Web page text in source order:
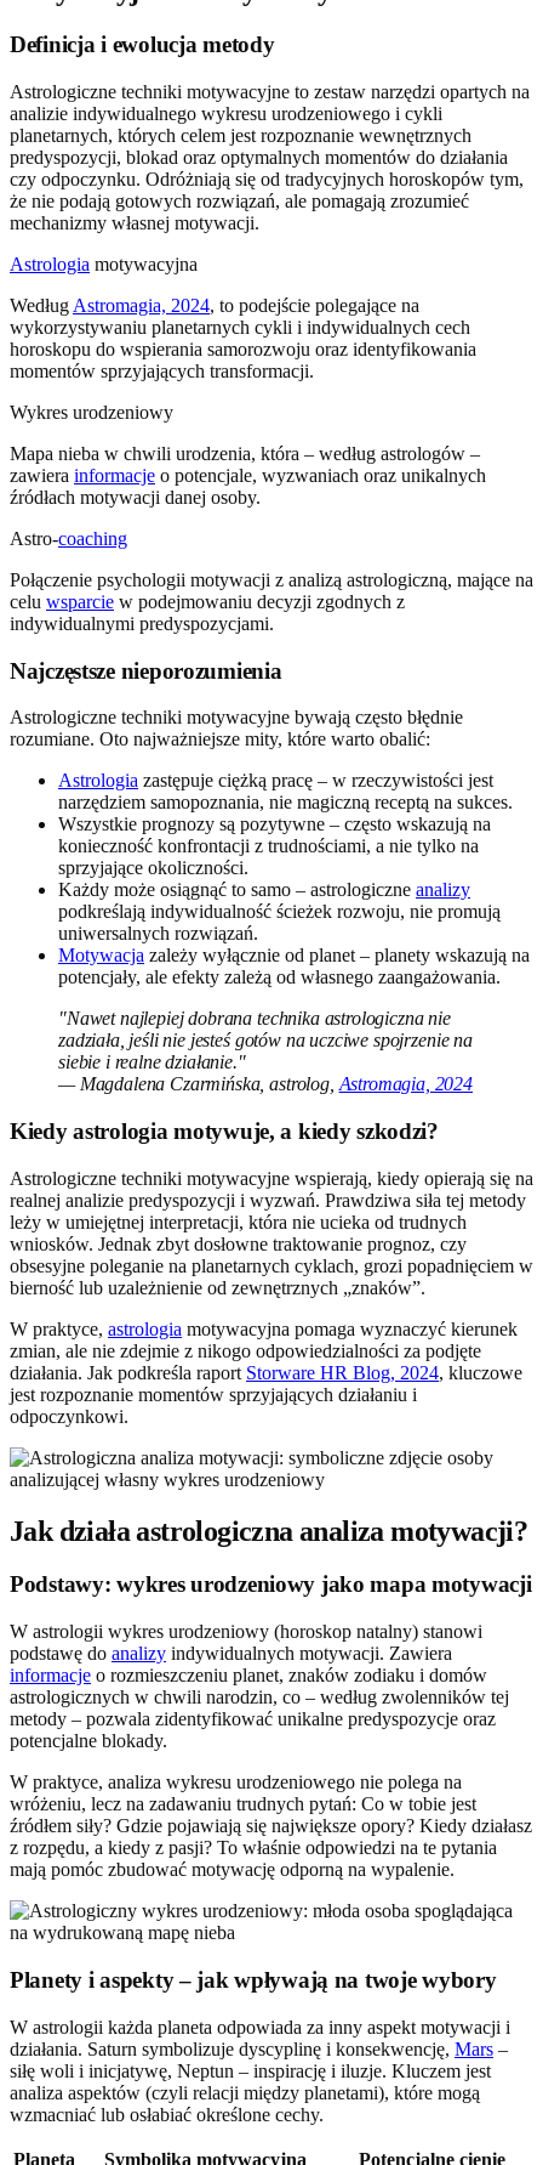
Definicja i ewolucja metody
Astrologiczne techniki motywacyjne to zestaw narzędzi opartych na
analizie indywidualnego wykresu urodzeniowego i cykli
planetarnych, których celem jest rozpoznanie wewnętrznych
predyspozycji, blokad oraz optymalnych momentów do działania
czy odpoczynku. Odróżniają się od tradycyjnych horoskopów tym,
że nie podają gotowych rozwiązań, ale pomagają zrozumieć
mechanizmy własnej motywacji.
Astrologia motywacyjna
Według Astromagia, 2024, to podejście polegające na
wykorzystywaniu planetarnych cykli i indywidualnych cech
horoskopu do wspierania samorozwoju oraz identyfikowania
momentów sprzyjających transformacji.
Wykres urodzeniowy
Mapa nieba w chwili urodzenia, która – według astrologów –
zawiera informacje o potencjale, wyzwaniach oraz unikalnych
źródłach motywacji danej osoby.
Astro-coaching
Połączenie psychologii motywacji z analizą astrologiczną, mające na
celu wsparcie w podejmowaniu decyzji zgodnych z
indywidualnymi predyspozycjami.
Najczęstsze nieporozumienia
Astrologiczne techniki motywacyjne bywają często błędnie
rozumiane. Oto najważniejsze mity, które warto obalić:
Astrologia zastępuje ciężką pracę – w rzeczywistości jest
narzędziem samopoznania, nie magiczną receptą na sukces.
Wszystkie prognozy są pozytywne – często wskazują na
konieczność konfrontacji z trudnościami, a nie tylko na
sprzyjające okoliczności.
Każdy może osiągnąć to samo – astrologiczne analizy
podkreślają indywidualność ścieżek rozwoju, nie promują
uniwersalnych rozwiązań.
Motywacja zależy wyłącznie od planet – planety wskazują na
potencjały, ale efekty zależą od własnego zaangażowania.
"Nawet najlepiej dobrana technika astrologiczna nie
zadziała, jeśli nie jesteś gotów na uczciwe spojrzenie na
siebie i realne działanie."
— Magdalena Czarmińska, astrolog, Astromagia, 2024
Kiedy astrologia motywuje, a kiedy szkodzi?
Astrologiczne techniki motywacyjne wspierają, kiedy opierają się na
realnej analizie predyspozycji i wyzwań. Prawdziwa siła tej metody
leży w umiejętnej interpretacji, która nie ucieka od trudnych
wniosków. Jednak zbyt dosłowne traktowanie prognoz, czy
obsesyjne poleganie na planetarnych cyklach, grozi popadnięciem w
bierność lub uzależnienie od zewnętrznych „znaków”.
W praktyce, astrologia motywacyjna pomaga wyznaczyć kierunek
zmian, ale nie zdejmie z nikogo odpowiedzialności za podjęte
działania. Jak podkreśla raport Storware HR Blog, 2024, kluczowe
jest rozpoznanie momentów sprzyjających działaniu i
odpoczynkowi.
Jak działa astrologiczna analiza motywacji?
Podstawy: wykres urodzeniowy jako mapa motywacji
W astrologii wykres urodzeniowy (horoskop natalny) stanowi
podstawę do analizy indywidualnych motywacji. Zawiera
informacje o rozmieszczeniu planet, znaków zodiaku i domów
astrologicznych w chwili narodzin, co – według zwolenników tej
metody – pozwala zidentyfikować unikalne predyspozycje oraz
potencjalne blokady.
W praktyce, analiza wykresu urodzeniowego nie polega na
wróżeniu, lecz na zadawaniu trudnych pytań: Co w tobie jest
źródłem siły? Gdzie pojawiają się największe opory? Kiedy działasz
z rozpędu, a kiedy z pasji? To właśnie odpowiedzi na te pytania
mają pomóc zbudować motywację odporną na wypalenie.
Planety i aspekty – jak wpływają na twoje wybory
W astrologii każda planeta odpowiada za inny aspekt motywacji i
działania. Saturn symbolizuje dyscyplinę i konsekwencję, Mars –
siłę woli i inicjatywę, Neptun – inspirację i iluzje. Kluczem jest
analiza aspektów (czyli relacji między planetami), które mogą
wzmacniać lub osłabiać określone cechy.
Planeta Symbolika motywacyjna Potencjalne cienie